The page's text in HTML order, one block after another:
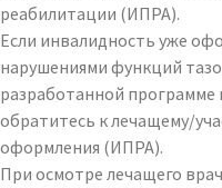
реабилитации (ИПРА).
Если инвалидность уже
нарушениями функций
разработанной
обратитесь к лечащему/
оформления (ИПРА).
При осмотре лечащего